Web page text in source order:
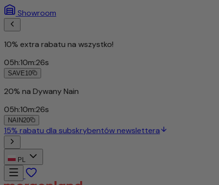
Showroom
10% extra rabatu na wszystko!
05h:10m:23s
SAVE10
20% na Dywany Nain
05h:10m:23s
NAIN20
15% rabatu dla subskrybentów newslettera
PL